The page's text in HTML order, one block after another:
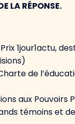
LA RÉPONSE.
1jour1actu,
de
aux Pouvoirs
témoins et